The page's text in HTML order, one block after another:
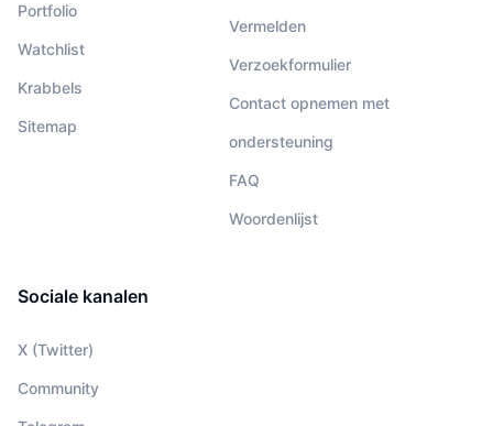
Portfolio
Watchlist
Krabbels
Sitemap
Vermelden
Verzoekformulier
Contact opnemen met
ondersteuning
FAQ
Woordenlijst
Sociale kanalen
X (Twitter)
Community